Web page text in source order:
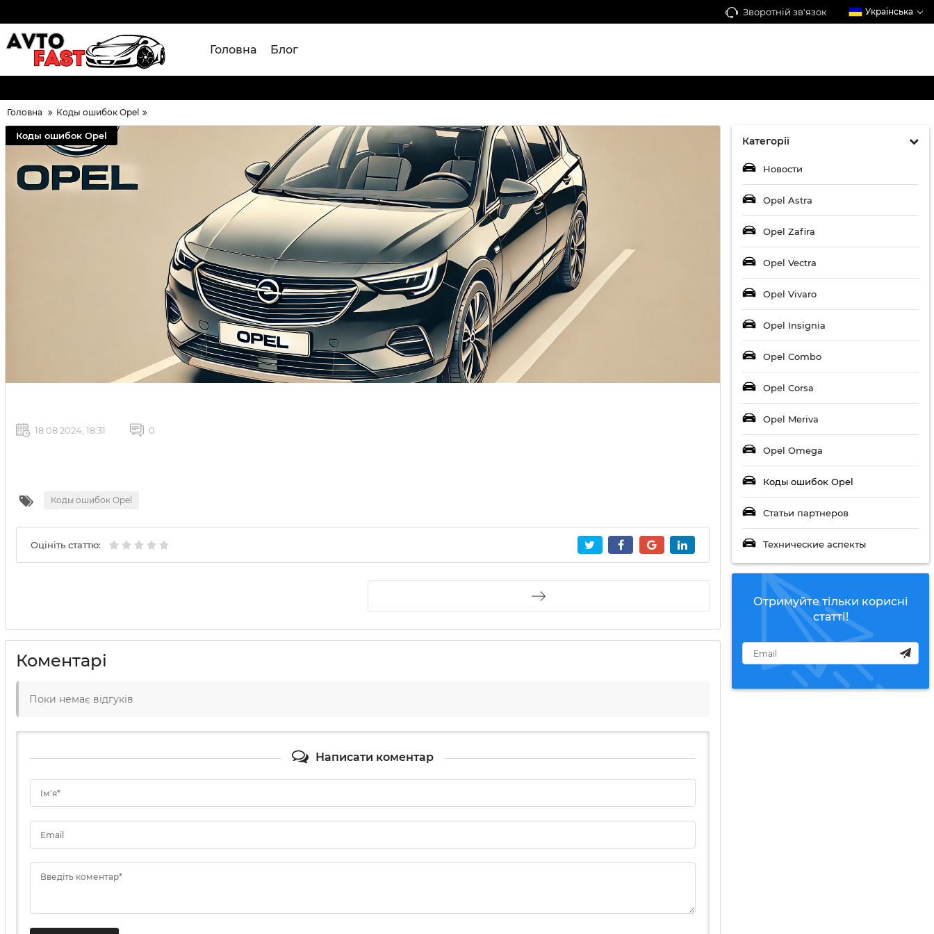
Зворотній зв'язок Українська
Головна Блог
Головна Коды ошибок Opel
Категорії
Новости
Opel Astra
Opel Zafira
Opel Vectra
Opel Vivaro
Opel Insignia
Opel Combo
Opel Corsa
Opel Meriva
Opel Omega
Коды ошибок Opel
Статьи партнеров
Технические аспекты
Отримуйте тільки корисні
статті!
Коды ошибок Opel
18 08 2024, 18:31 0
Коды ошибок Opel
Оцініть статтю:
Коментарі
Поки немає відгуків
Написати коментар
Ім'я*
Email
Введіть коментар*